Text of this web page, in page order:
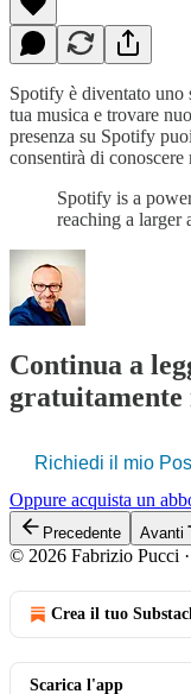
Spotify è diventato uno
tua musica e trovare
presenza su Spotify
consentirà di
Spotify is a
reaching a
Continua a
gratuitamente
Richiedi il mio
Oppure acquista un
Precedente Avanti
© 2026 Fabrizio Pucci ·
Crea il tuo
Scarica l'app